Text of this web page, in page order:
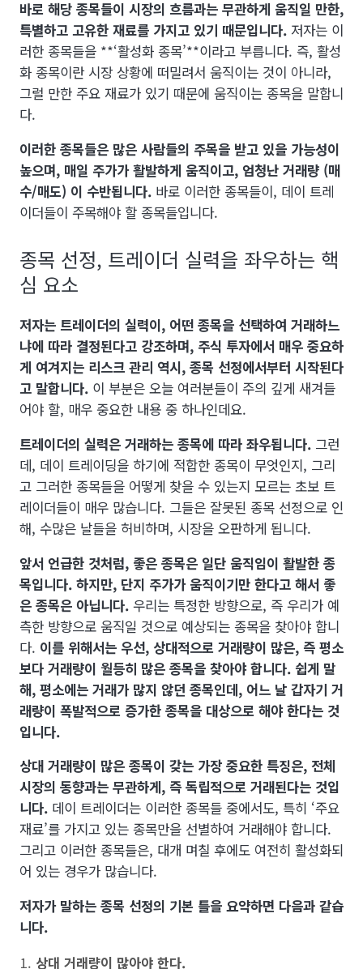
바로 해당 종목들이 시장의 흐름과는 무관하게 움직일 만한,
특별하고 고유한 재료를 가지고 있기 때문입니다. 저자는 이
러한 종목들을 **‘활성화 종목’**이라고 부릅니다. 즉, 활성
화 종목이란 시장 상황에 떠밀려서 움직이는 것이 아니라,
그럴 만한 주요 재료가 있기 때문에 움직이는 종목을 말합니
다.
이러한 종목들은 많은 사람들의 주목을 받고 있을 가능성이
높으며, 매일 주가가 활발하게 움직이고, 엄청난 거래량 (매
수/매도) 이 수반됩니다. 바로 이러한 종목들이, 데이 트레
이더들이 주목해야 할 종목들입니다.
종목 선정, 트레이더 실력을 좌우하는 핵
심 요소
저자는 트레이더의 실력이, 어떤 종목을 선택하여 거래하느
냐에 따라 결정된다고 강조하며, 주식 투자에서 매우 중요하
게 여겨지는 리스크 관리 역시, 종목 선정에서부터 시작된다
고 말합니다. 이 부분은 오늘 여러분들이 주의 깊게 새겨들
어야 할, 매우 중요한 내용 중 하나인데요.
트레이더의 실력은 거래하는 종목에 따라 좌우됩니다. 그런
데, 데이 트레이딩을 하기에 적합한 종목이 무엇인지, 그리
고 그러한 종목들을 어떻게 찾을 수 있는지 모르는 초보 트
레이더들이 매우 많습니다. 그들은 잘못된 종목 선정으로 인
해, 수많은 날들을 허비하며, 시장을 오판하게 됩니다.
앞서 언급한 것처럼, 좋은 종목은 일단 움직임이 활발한 종
목입니다. 하지만, 단지 주가가 움직이기만 한다고 해서 좋
은 종목은 아닙니다. 우리는 특정한 방향으로, 즉 우리가 예
측한 방향으로 움직일 것으로 예상되는 종목을 찾아야 합니
다. 이를 위해서는 우선, 상대적으로 거래량이 많은, 즉 평소
보다 거래량이 월등히 많은 종목을 찾아야 합니다. 쉽게 말
해, 평소에는 거래가 많지 않던 종목인데, 어느 날 갑자기 거
래량이 폭발적으로 증가한 종목을 대상으로 해야 한다는 것
입니다.
상대 거래량이 많은 종목이 갖는 가장 중요한 특징은, 전체
시장의 동향과는 무관하게, 즉 독립적으로 거래된다는 것입
니다. 데이 트레이더는 이러한 종목들 중에서도, 특히 ‘주요
재료’를 가지고 있는 종목만을 선별하여 거래해야 합니다.
그리고 이러한 종목들은, 대개 며칠 후에도 여전히 활성화되
어 있는 경우가 많습니다.
저자가 말하는 종목 선정의 기본 틀을 요약하면 다음과 같습
니다.
상대 거래량이 많아야 한다.